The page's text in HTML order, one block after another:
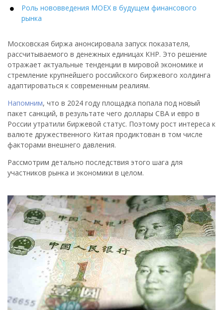
Роль нововведения MOEX в будущем финансового
рынка
Московская биржа анонсировала запуск показателя,
рассчитываемого в денежных единицах КНР. Это решение
отражает актуальные тенденции в мировой экономике и
стремление крупнейшего российского биржевого холдинга
адаптироваться к современным реалиям.
Напомним, что в 2024 году площадка попала под новый
пакет санкций, в результате чего доллары СВА и евро в
России утратили биржевой статус. Поэтому рост интереса к
валюте дружественного Китая продиктован в том числе
факторами внешнего давления.
Рассмотрим детально последствия этого шага для
участников рынка и экономики в целом.